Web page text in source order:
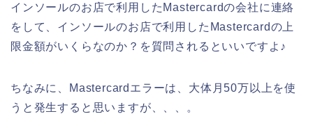
インソールのお店で利用したMastercardの会社に連絡
をして、インソールのお店で利用したMastercardの上
限金額がいくらなのか？を質問されるといいですよ♪
ちなみに、Mastercardエラーは、大体月50万以上を使
うと発生すると思いますが、、、。